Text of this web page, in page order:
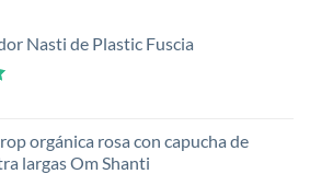
Nasti de Plastic Fuscia
orgánica rosa con capucha de
largas Om Shanti